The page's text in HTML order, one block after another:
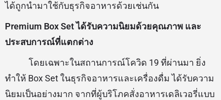
ได้ถูกนำมาใช้กับธุรกิจอาหารด้วยเช่นกัน
Premium Box Set ได้รับความนิยมด้วยคุณภาพ และ
ประสบการณ์ที่แตกต่าง
โดยเฉพาะในสถานการณ์โควิด 19 ที่ผ่านมา ยิ่ง
ทำให้ Box Set ในธุรกิจอาหารและเครื่องดื่ม ได้รับความ
นิยมเป็นอย่างมาก จากที่ผู้บริโภคสั่งอาหารเดลิเวอรี่แบบ